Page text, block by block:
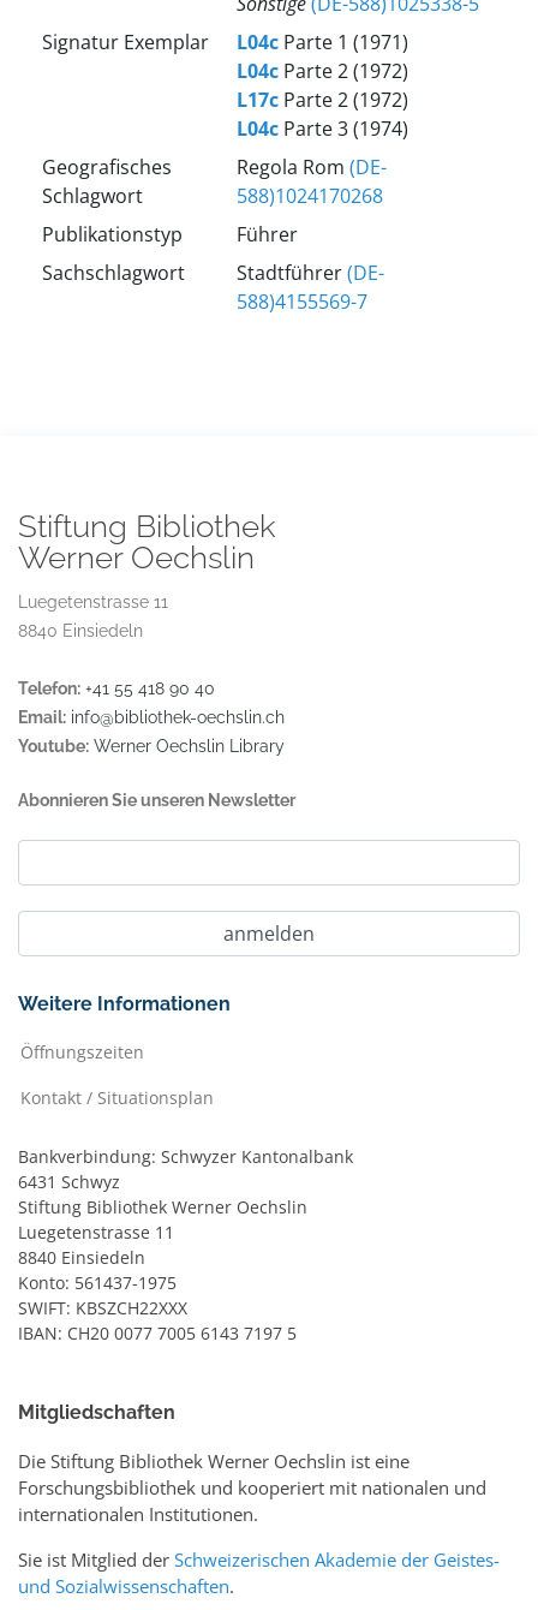
Signatur Exemplar
L04c Parte 1 (1971)
L04c Parte 2 (1972)
L17c Parte 2 (1972)
L04c Parte 3 (1974)
Geografisches
Schlagwort
Regola Rom (DE-
588)1024170268
Publikationstyp
Führer
Sachschlagwort
Stadtführer(DE-
588)4155569-7
Stiftung Bibliothek
Werner Oechslin
Luegetenstrasse 11
8840 Einsiedeln
Telefon: +41 55 418 90 40
Email: info@bibliothek-oechslin.ch
Youtube: Werner Oechslin Library
Abonnieren Sie unseren Newsletter
Weitere Informationen
Öffnungszeiten
Kontakt / Situationsplan
Bankverbindung: Schwyzer Kantonalbank
6431 Schwyz
Stiftung Bibliothek Werner Oechslin
Luegetenstrasse 11
8840 Einsiedeln
Konto: 561437-1975
SWIFT: KBSZCH22XXX
IBAN: CH20 0077 7005 6143 7197 5
Mitgliedschaften
Die Stiftung Bibliothek Werner Oechslin ist eine
Forschungsbibliothek und kooperiert mit nationalen und
internationalen Institutionen.
Sie ist Mitglied der Schweizerischen Akademie der Geistes-
und Sozialwissenschaften.